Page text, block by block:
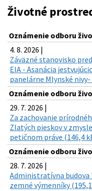
Životné
Oznámenie odboru
4. 8. 2026 |
Záväzné stanovisko
EIA - Asanácia
panelárne Mlynské nivy-
Oznámenie odboru
29. 7. 2026 |
Za zachovanie
Zlatých pieskov v
petičnom práve (146,4
Oznámenie odboru
28. 7. 2026 |
Administratívna budova
zemné výmenníky